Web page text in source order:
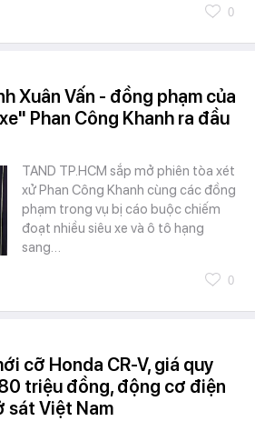
0
Xuân Vấn - đồng phạm của
Phan Công Khanh ra đầu
TAND TP.HCM sắp mở phiên tòa xét
xử Phan Công Khanh cùng các đồng
phạm trong vụ bị cáo buộc chiếm
đoạt nhiều siêu xe và ô tô hạng
sang…
0
cỡ Honda CR-V, giá quy
triệu đồng, động cơ điện
sát Việt Nam